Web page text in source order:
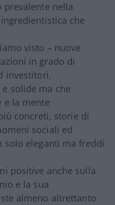
nella
che
visto – nuove
in grado di
investitori,
solide ma che
e la mente
concreti, storie di
sociali ed
eleganti ma freddi
positive anche sulla
e la sua
almeno altrettanto